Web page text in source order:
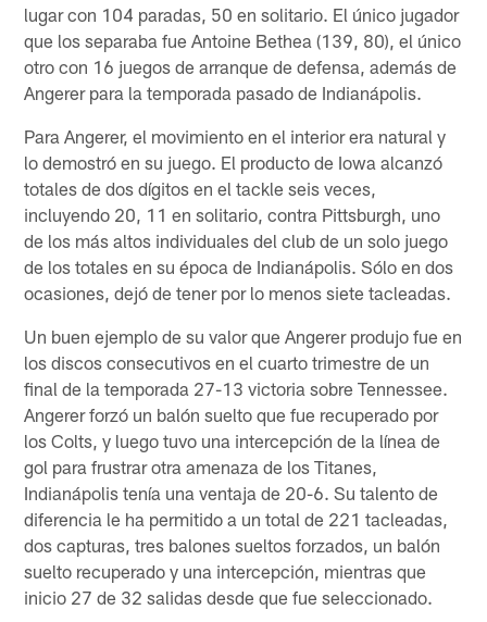
lugar con 104 paradas, 50 en solitario. El único jugador
que los separaba fue Antoine Bethea (139, 80), el único
otro con 16 juegos de arranque de defensa, además de
Angerer para la temporada pasado de Indianápolis.
Para Angerer, el movimiento en el interior era natural y
lo demostró en su juego. El producto de Iowa alcanzó
totales de dos dígitos en el tackle seis veces,
incluyendo 20, 11 en solitario, contra Pittsburgh, uno
de los más altos individuales del club de un solo juego
de los totales en su época de Indianápolis. Sólo en dos
ocasiones, dejó de tener por lo menos siete tacleadas.
Un buen ejemplo de su valor que Angerer produjo fue en
los discos consecutivos en el cuarto trimestre de un
final de la temporada 27-13 victoria sobre Tennessee.
Angerer forzó un balón suelto que fue recuperado por
los Colts, y luego tuvo una intercepción de la línea de
gol para frustrar otra amenaza de los Titanes,
Indianápolis tenía una ventaja de 20-6. Su talento de
diferencia le ha permitido a un total de 221 tacleadas,
dos capturas, tres balones sueltos forzados, un balón
suelto recuperado y una intercepción, mientras que
inicio 27 de 32 salidas desde que fue seleccionado.